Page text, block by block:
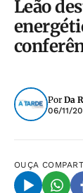
Leão
Por Da
06/11/
OUÇA